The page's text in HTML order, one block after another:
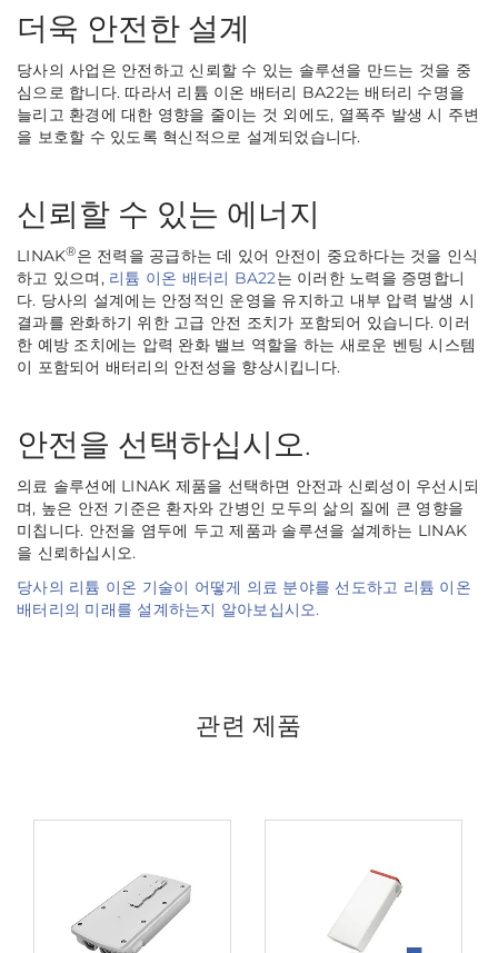
더욱 안전한 설계
당사의 사업은 안전하고 신뢰할 수 있는 솔루션을 만드는 것을 중
심으로 합니다. 따라서 리튬 이온 배터리 BA22는 배터리 수명을
늘리고 환경에 대한 영향을 줄이는 것 외에도, 열폭주 발생 시 주변
을 보호할 수 있도록 혁신적으로 설계되었습니다.
신뢰할 수 있는 에너지
LINAK®은 전력을 공급하는 데 있어 안전이 중요하다는 것을 인식
하고 있으며, 리튬 이온 배터리 BA22는 이러한 노력을 증명합니
다. 당사의 설계에는 안정적인 운영을 유지하고 내부 압력 발생 시
결과를 완화하기 위한 고급 안전 조치가 포함되어 있습니다. 이러
한 예방 조치에는 압력 완화 밸브 역할을 하는 새로운 벤팅 시스템
이 포함되어 배터리의 안전성을 향상시킵니다.
안전을 선택하십시오.
의료 솔루션에 LINAK 제품을 선택하면 안전과 신뢰성이 우선시되
며, 높은 안전 기준은 환자와 간병인 모두의 삶의 질에 큰 영향을
미칩니다. 안전을 염두에 두고 제품과 솔루션을 설계하는 LINAK
을 신뢰하십시오.
당사의 리튬 이온 기술이 어떻게 의료 분야를 선도하고 리튬 이온
배터리의 미래를 설계하는지 알아보십시오.
관련 제품